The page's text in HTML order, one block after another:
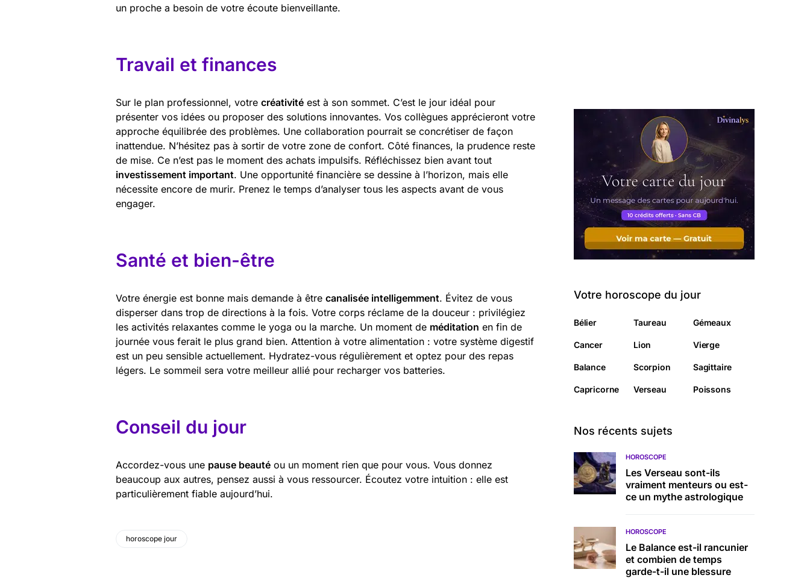
un proche a besoin de votre écoute bienveillante.
Travail et finances
Sur le plan professionnel, votre créativité est à son sommet. C’est le jour idéal pour
présenter vos idées ou proposer des solutions innovantes. Vos collègues apprécieront votre
approche équilibrée des problèmes. Une collaboration pourrait se concrétiser de façon
inattendue. N’hésitez pas à sortir de votre zone de confort. Côté finances, la prudence reste
de mise. Ce n’est pas le moment des achats impulsifs. Réfléchissez bien avant tout
investissement important. Une opportunité financière se dessine à l’horizon, mais elle
nécessite encore de murir. Prenez le temps d’analyser tous les aspects avant de vous
engager.
Santé et bien-être
Votre énergie est bonne mais demande à être canalisée intelligemment. Évitez de vous
disperser dans trop de directions à la fois. Votre corps réclame de la douceur : privilégiez
les activités relaxantes comme le yoga ou la marche. Un moment de méditation en fin de
journée vous ferait le plus grand bien. Attention à votre alimentation : votre système digestif
est un peu sensible actuellement. Hydratez-vous régulièrement et optez pour des repas
légers. Le sommeil sera votre meilleur allié pour recharger vos batteries.
Conseil du jour
Accordez-vous une pause beauté ou un moment rien que pour vous. Vous donnez
beaucoup aux autres, pensez aussi à vous ressourcer. Écoutez votre intuition : elle est
particulièrement fiable aujourd’hui.
horoscope jour
Votre horoscope du jour
Bélier Taureau Gémeaux
Cancer Lion Vierge
Balance Scorpion Sagittaire
Capricorne Verseau Poissons
Nos récents sujets
HOROSCOPE
Les Verseau sont-ils
vraiment menteurs ou est-
ce un mythe astrologique
HOROSCOPE
Le Balance est-il rancunier
et combien de temps
garde-t-il une blessure